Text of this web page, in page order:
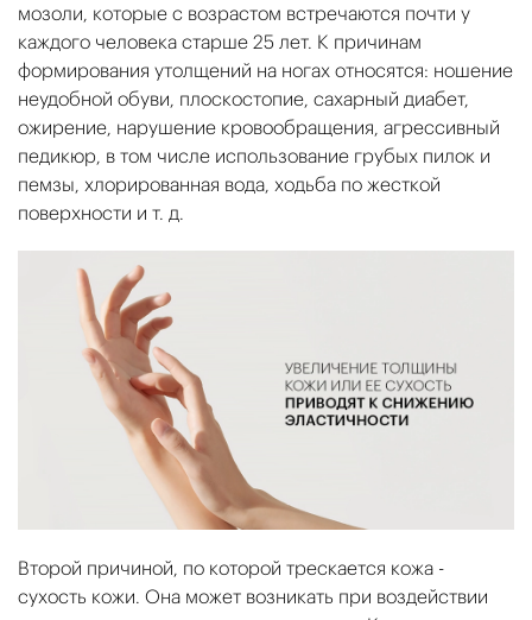
мозоли, которые с возрастом встречаются почти у
каждого человека старше 25 лет. К причинам
формирования утолщений на ногах относятся: ношение
неудобной обуви, плоскостопие, сахарный диабет,
ожирение, нарушение кровообращения, агрессивный
педикюр, в том числе использование грубых пилок и
пемзы, хлорированная вода, ходьба по жесткой
поверхности и т. д.
Второй причиной, по которой трескается кожа -
сухость кожи. Она может возникать при воздействии